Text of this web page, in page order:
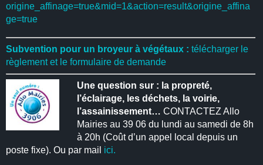
origine_affinage=true&mid=1&action=result&origine_affina
ge=true
Subvention pour un broyeur à végétaux : télécharger le
règlement et le formulaire de demande
Une question sur : la propreté,
l’éclairage, les déchets, la voirie,
l’assainissement… CONTACTEZ Allo
Mairies au 39 06 du lundi au samedi de 8h
à 20h (Coût d’un appel local depuis un
poste fixe). Ou par mail ici.